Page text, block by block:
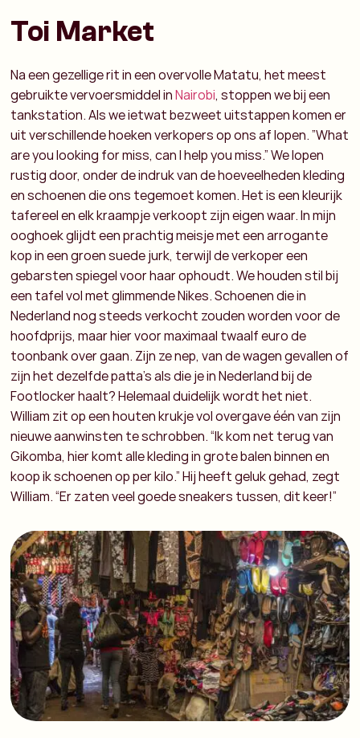
Toi Market
Na een gezellige rit in een overvolle Matatu, het meest
gebruikte vervoersmiddel inNairobi, stoppen we bij een
tankstation. Als we ietwat bezweet uitstappen komen er
uit verschillende hoeken verkopers op ons af lopen. ”What
are you looking for miss, can I help you miss.” We lopen
rustig door, onder de indruk van de hoeveelheden kleding
en schoenen die ons tegemoet komen. Het is een kleurijk
tafereel en elk kraampje verkoopt zijn eigen waar. In mijn
ooghoek glijdt een prachtig meisje met een arrogante
kop in een groen suede jurk, terwijl de verkoper een
gebarsten spiegel voor haar ophoudt. We houden stil bij
een tafel vol met glimmende Nikes. Schoenen die in
Nederland nog steeds verkocht zouden worden voor de
hoofdprijs, maar hier voor maximaal twaalf euro de
toonbank over gaan. Zijn ze nep, van de wagen gevallen of
zijn het dezelfde patta’s als die je in Nederland bij de
Footlocker haalt? Helemaal duidelijk wordt het niet.
William zit op een houten krukje vol overgave één van zijn
nieuwe aanwinsten te schrobben. “Ik kom net terug van
Gikomba, hier komt alle kleding in grote balen binnen en
koop ik schoenen op per kilo.” Hij heeft geluk gehad, zegt
William. “Er zaten veel goede sneakers tussen, dit keer!”